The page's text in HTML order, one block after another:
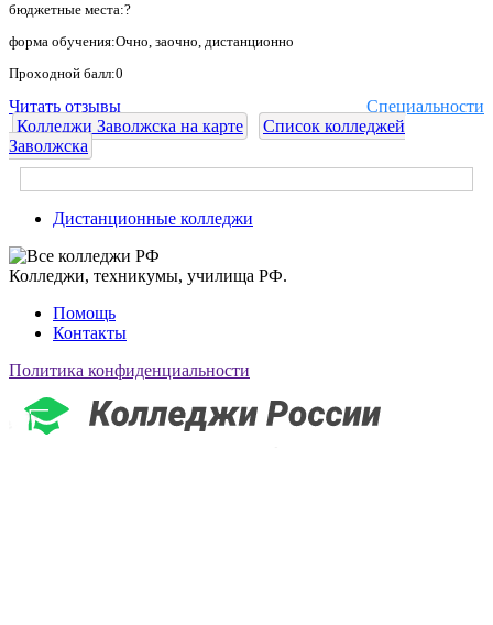
бюджетные места:?
форма обучения:Очно, заочно, дистанционно
Проходной балл:0
Специальности
Читать отзывы
Колледжи Заволжска на карте
Список колледжей
Заволжска
Дистанционные колледжи
Колледжи, техникумы, училища РФ.
Помощь
Контакты
Политика конфиденциальности